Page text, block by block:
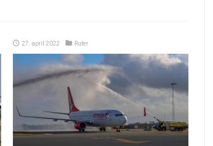
27. april 2022 Ruter